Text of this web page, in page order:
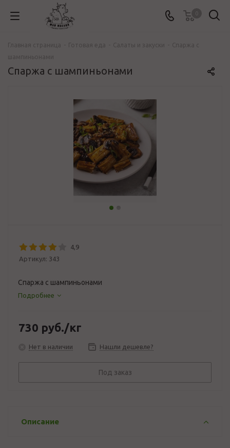
Спаржа с шампиньонами
4,9
Артикул: 343
Спаржа с шампиньонами
Подробнее
730 руб./кг
Нет в наличии Нашли дешевле?
Под заказ
Описание